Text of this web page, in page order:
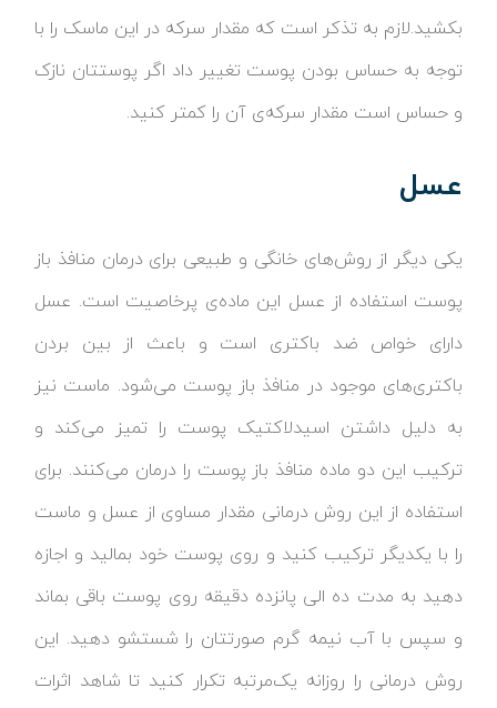
بکشید.لازم به تذکر است که مقدار سرکه در این ماسک را با
توجه به حساس بودن پوست تغییر داد اگر پوستتان نازک
و حساس است مقدار سرکه‌ی آن را کمتر کنید.
عسل
یکی دیگر از روش‌های خانگی و طبیعی برای درمان منافذ باز
پوست استفاده از عسل این ماده‌ی پرخاصیت است. عسل
دارای خواص ضد باکتری است و باعث از بین بردن
باکتری‌های موجود در منافذ باز پوست می‌شود. ماست نیز
به دلیل داشتن اسیدلاکتیک پوست را تمیز می‌کند و
ترکیب این دو ماده منافذ باز پوست را درمان می‌کنند. برای
استفاده از این روش درمانی مقدار مساوی از عسل و ماست
را با یکدیگر ترکیب کنید و روی پوست خود بمالید و اجازه
دهید به مدت ده الی پانزده دقیقه روی پوست باقی بماند
و سپس با آب نیمه گرم صورتتان را شستشو دهید. این
روش درمانی را روزانه یک‌مرتبه تکرار کنید تا شاهد اثرات